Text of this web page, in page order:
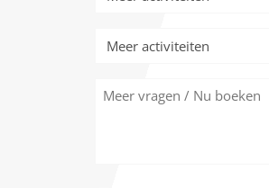
activiteiten
Meer
activiteiten
Meer
vragen